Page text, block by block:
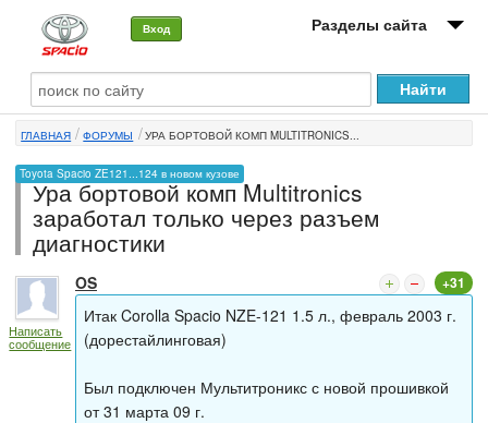
Вход Разделы сайта
О машине
Автоклуб
Форумы
Сервисы и услуги
Новости
ГЛАВНАЯ ФОРУМЫ УРА БОРТОВОЙ КОМП MULTITRONICS...
Toyota Spacio ZE121...124 в новом кузове
Ура бортовой комп Multitronics
заработал только через разъем
диагностики
Написать
сообщение
OS +31
Итак Corolla Spacio NZE-121 1.5 л., февраль 2003 г.
(дорестайлинговая)
Был подключен Мультитроникс с новой прошивкой
от 31 марта 09 г.